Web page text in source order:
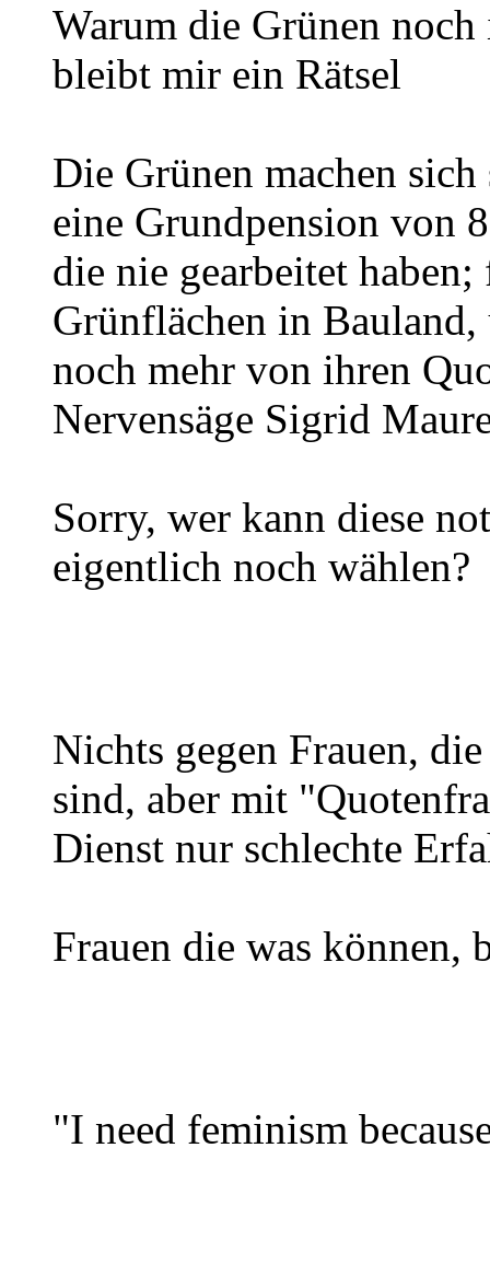
Warum die Grünen
bleibt mir ein Rätsel
Die Grünen machen
eine Grundpension von
die nie gearbeitet
Grünflächen in
noch mehr von ihren
Nervensäge Sigrid
Sorry, wer kann diese
eigentlich noch wählen?
Nichts gegen Frauen,
sind, aber mit
Dienst nur schlechte
Frauen die was können,
"I need feminism